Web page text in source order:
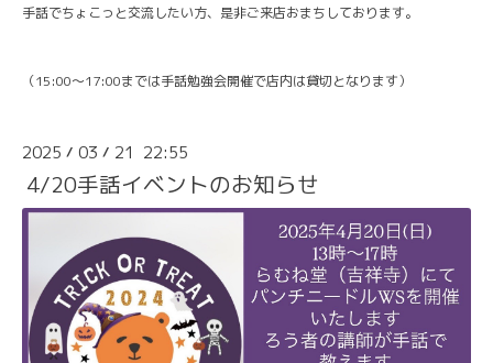
手話でちょこっと交流したい方、是非ご来店おまちしております。
（15:00～17:00までは手話勉強会開催で店内は貸切となります）
2025 / 03 / 21 22:55
4/20手話イベントのお知らせ